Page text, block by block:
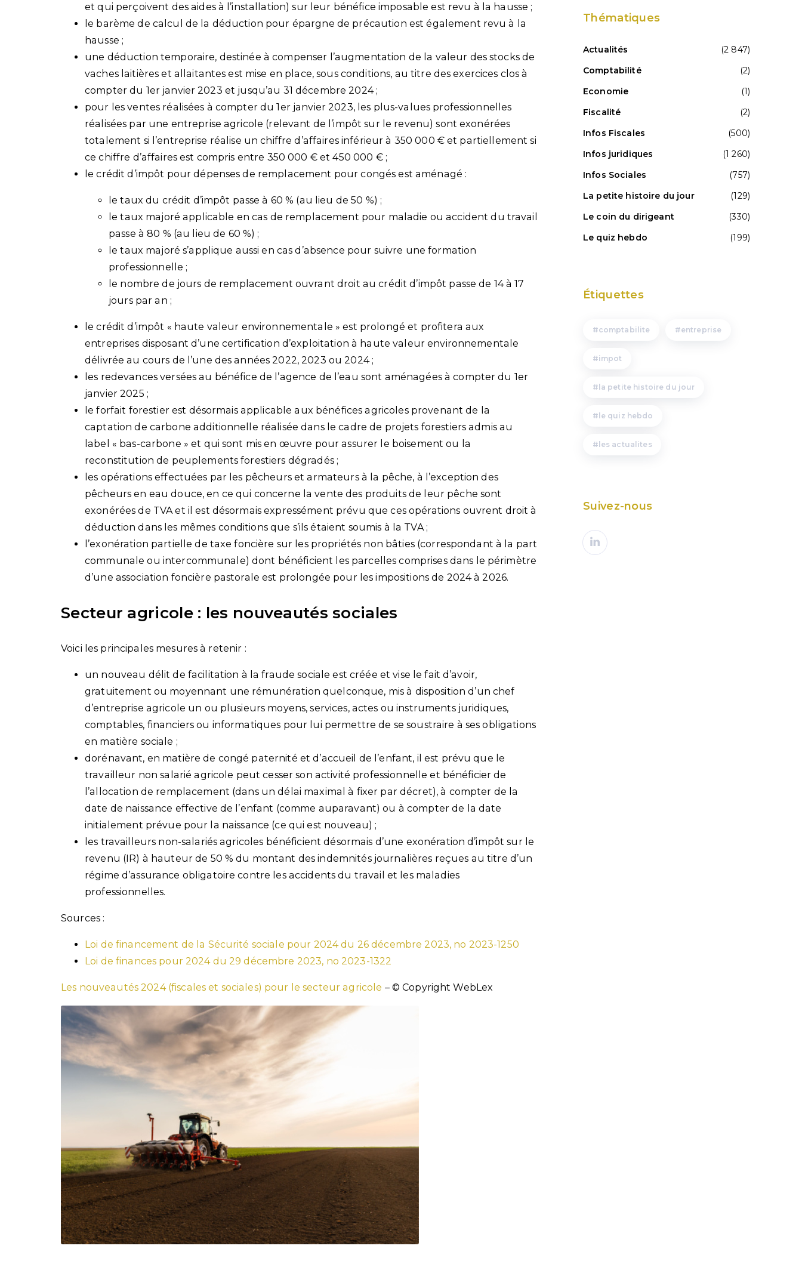
et qui perçoivent des aides à l’installation) sur leur bénéfice imposable est revu à la hausse ;
le barème de calcul de la déduction pour épargne de précaution est également revu à la
hausse ;
une déduction temporaire, destinée à compenser l’augmentation de la valeur des stocks de
vaches laitières et allaitantes est mise en place, sous conditions, au titre des exercices clos à
compter du 1er janvier 2023 et jusqu’au 31 décembre 2024 ;
pour les ventes réalisées à compter du 1er janvier 2023, les plus-values professionnelles
réalisées par une entreprise agricole (relevant de l’impôt sur le revenu) sont exonérées
totalement si l’entreprise réalise un chiffre d’affaires inférieur à 350 000 € et partiellement si
ce chiffre d’affaires est compris entre 350 000 € et 450 000 € ;
le crédit d’impôt pour dépenses de remplacement pour congés est aménagé :
le taux du crédit d’impôt passe à 60 % (au lieu de 50 %) ;
le taux majoré applicable en cas de remplacement pour maladie ou accident du travail
passe à 80 % (au lieu de 60 %) ;
le taux majoré s’applique aussi en cas d’absence pour suivre une formation
professionnelle ;
le nombre de jours de remplacement ouvrant droit au crédit d’impôt passe de 14 à 17
jours par an ;
le crédit d’impôt « haute valeur environnementale » est prolongé et profitera aux
entreprises disposant d’une certification d’exploitation à haute valeur environnementale
délivrée au cours de l’une des années 2022, 2023 ou 2024 ;
les redevances versées au bénéfice de l’agence de l’eau sont aménagées à compter du 1er
janvier 2025 ;
le forfait forestier est désormais applicable aux bénéfices agricoles provenant de la
captation de carbone additionnelle réalisée dans le cadre de projets forestiers admis au
label « bas-carbone » et qui sont mis en œuvre pour assurer le boisement ou la
reconstitution de peuplements forestiers dégradés ;
les opérations effectuées par les pêcheurs et armateurs à la pêche, à l’exception des
pêcheurs en eau douce, en ce qui concerne la vente des produits de leur pêche sont
exonérées de TVA et il est désormais expressément prévu que ces opérations ouvrent droit à
déduction dans les mêmes conditions que s’ils étaient soumis à la TVA ;
l’exonération partielle de taxe foncière sur les propriétés non bâties (correspondant à la part
communale ou intercommunale) dont bénéficient les parcelles comprises dans le périmètre
d’une association foncière pastorale est prolongée pour les impositions de 2024 à 2026.
Secteur agricole : les nouveautés sociales
Voici les principales mesures à retenir :
un nouveau délit de facilitation à la fraude sociale est créée et vise le fait d’avoir,
gratuitement ou moyennant une rémunération quelconque, mis à disposition d’un chef
d’entreprise agricole un ou plusieurs moyens, services, actes ou instruments juridiques,
comptables, financiers ou informatiques pour lui permettre de se soustraire à ses obligations
en matière sociale ;
dorénavant, en matière de congé paternité et d’accueil de l’enfant, il est prévu que le
travailleur non salarié agricole peut cesser son activité professionnelle et bénéficier de
l’allocation de remplacement (dans un délai maximal à fixer par décret), à compter de la
date de naissance effective de l’enfant (comme auparavant) ou à compter de la date
initialement prévue pour la naissance (ce qui est nouveau) ;
les travailleurs non-salariés agricoles bénéficient désormais d’une exonération d’impôt sur le
revenu (IR) à hauteur de 50 % du montant des indemnités journalières reçues au titre d’un
régime d’assurance obligatoire contre les accidents du travail et les maladies
professionnelles.
Sources :
Loi de financement de la Sécurité sociale pour 2024 du 26 décembre 2023, no 2023-1250
Loi de finances pour 2024 du 29 décembre 2023, no 2023-1322
Les nouveautés 2024 (fiscales et sociales) pour le secteur agricole – © Copyright WebLex
Thématiques
Actualités
(2 847)
Comptabilité
(2)
Economie
(1)
Fiscalité
(2)
Infos Fiscales
(500)
Infos juridiques
(1 260)
Infos Sociales
(757)
La petite histoire du jour
(129)
Le coin du dirigeant
(330)
Le quiz hebdo
(199)
Étiquettes
comptabilite entreprise
impot
la petite histoire du jour
le quiz hebdo
les actualites
Suivez-nous